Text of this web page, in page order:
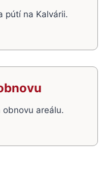
pútí na Kalvárii.
areálu.